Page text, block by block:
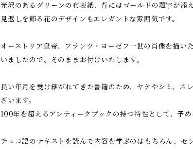
光沢のあるグリーンの布表紙、背にはゴールドの題字が添
見返しを飾る花のデザインもエレガントな雰囲気です。
オーストリア皇帝、フランツ・ヨーゼフ一世の肖像を描い
いましたので、そのままお付けいたします。
長い年月を受け継がれてきた書籍のため、ヤケやシミ、ス
ざいます。
100年を超えるアンティークブックの持つ特性として、予め
チェコ語のテキストを読んで内容を学ぶのはもちろん、セ